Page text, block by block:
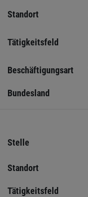
Standort
Tätigkeitsfeld
Beschäftigungsart
Bundesland
Stelle
Standort
Tätigkeitsfeld